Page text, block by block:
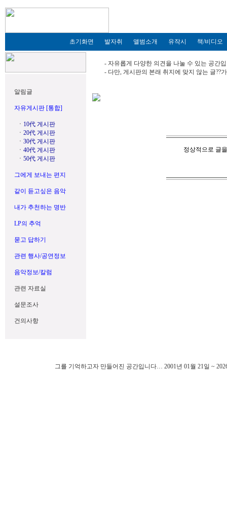
초기화면 발자취 앨범소개 유작시 책/비디오
알림글
자유게시판 [통합]
ㆍ 10代 게시판
ㆍ 20代 게시판
ㆍ 30代 게시판
ㆍ 40代 게시판
ㆍ 50代 게시판
그에게 보내는 편지
같이 듣고싶은 음악
내가 추천하는 명반
LP의 추억
묻고 답하기
관련 행사/공연정보
음악정보/칼럼
관련 자료실
설문조사
건의사항
- 자유롭게 다양한 의견을 나눌 수 있는 공간
- 다만, 게시판의 본래 취지에 맞지 않는 글??
정상적으로 글
그를 기억하고자 만들어진 공간입니다… 2001년 01월 21일 ~